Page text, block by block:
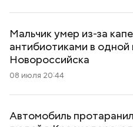
Мальчик умер из-за
антибиотиками в одной
Новороссийска
08 июля 20:44
Автомобиль